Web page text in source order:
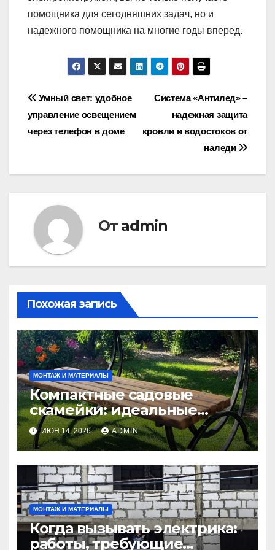
помощника для сегодняшних задач, но и
надежного помощника на многие годы вперед.
Навигация
по
Система «Антилед» –
надежная защита
кровли и водостоков от
наледи
Умный свет: удобное
управление освещением
через телефон в доме
От admin
Похожая запись
МОНТАЖ И МАТЕРИАЛЫ
Компактные садовые
скамейки: идеальные
решения Madmetal.ru для
маленьких участков
ИЮН 14, 2026 ADMIN
МОНТАЖ И МАТЕРИАЛЫ
Когда вызывать электрика:
работы, требующие